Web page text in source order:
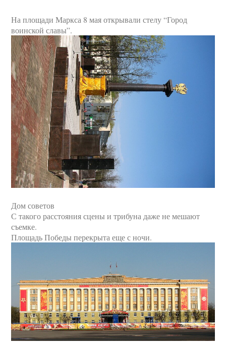
На площади Маркса 8 мая открывали стелу “Город
воинской славы”.
Дом советов
С такого расстояния сцены и трибуна даже не мешают
съемке.
Площадь Победы перекрыта еще с ночи.